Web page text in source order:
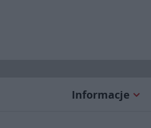
Informacje